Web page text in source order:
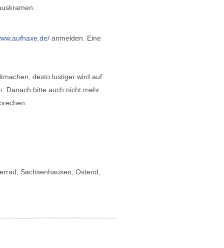
anmelden. Eine
desto lustiger wird auf
Danach bitte auch nicht mehr
Sachsenhausen, Ostend,